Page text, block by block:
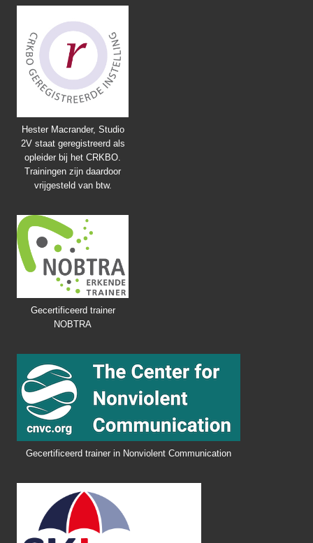
Hester Macrander, Studio
2V staat geregistreerd als
opleider bij het CRKBO.
Trainingen zijn daardoor
vrijgesteld van btw.
Gecertificeerd trainer
NOBTRA
Gecertificeerd trainer in Nonviolent Communication